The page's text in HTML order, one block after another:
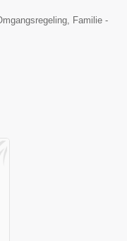
Familie -